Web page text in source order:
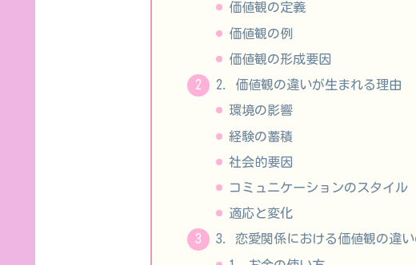
価値観の定義
価値観の例
価値観の形成要因
2. 価値観の違いが生まれる理由
環境の影響
経験の蓄積
社会的要因
コミュニケーションのスタイル
適応と変化
3. 恋愛関係における価値観の違い